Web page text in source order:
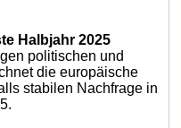
Halbjahr 2025
politischen und
die europäische
stabilen Nachfrage in